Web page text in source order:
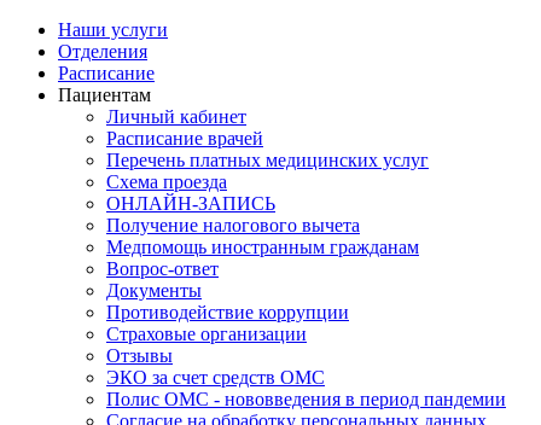
Наши услуги
Отделения
Расписание
Пациентам
Личный кабинет
Расписание врачей
Перечень платных медицинских услуг
Схема проезда
ОНЛАЙН-ЗАПИСЬ
Получение налогового вычета
Медпомощь иностранным гражданам
Вопрос-ответ
Документы
Противодействие коррупции
Страховые организации
Отзывы
ЭКО за счет средств ОМС
Полис ОМС - нововведения в период пандемии
Согласие на обработку персональных данных